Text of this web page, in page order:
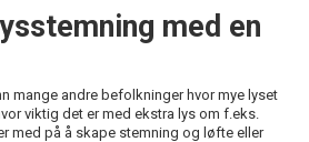
med en
mange andre befolkninger hvor mye lyset
viktig det er med ekstra lys om f.eks.
med på å skape stemning og løfte eller